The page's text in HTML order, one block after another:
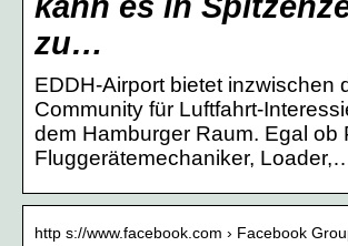
zu…
EDDH-Airport bietet inzwischen
Community für Luftfahrt-
dem Hamburger Raum. Egal ob
Fluggerätemechaniker,
http s://www.facebook.com › Facebook